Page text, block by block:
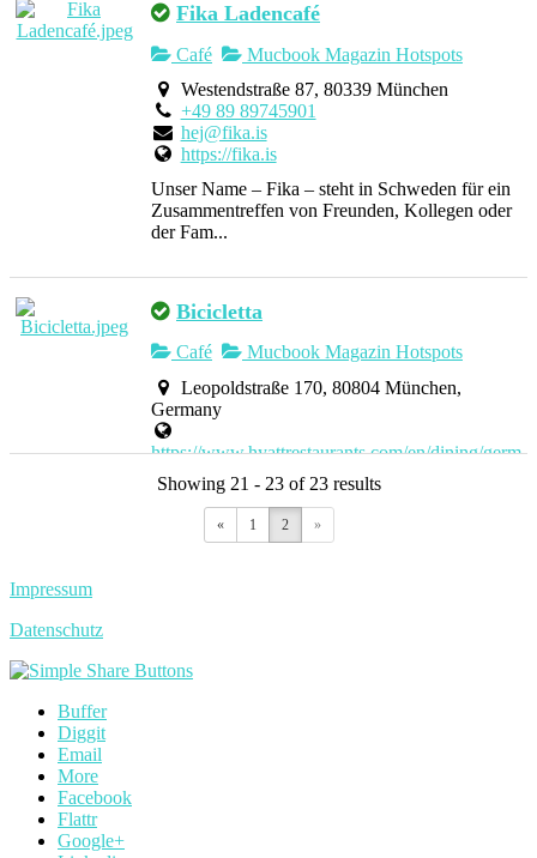
Fika Ladencafé
Café
Mucbook Magazin Hotspots
Westendstraße 87, 80339 München
+49 89 89745901
hej@fika.is
https://fika.is
Unser Name – Fika – steht in Schweden für ein
Zusammentreffen von Freunden, Kollegen oder
der Fam...
Bicicletta
Café
Mucbook Magazin Hotspots
Leopoldstraße 170, 80804 München,
Germany
https://www.hyattrestaurants.com/en/dining/germ
...
Coffee & More To Go – The Perfect Place To
Start Your Day In Style! Bicicletta is your ...
Showing 21 - 23 of 23 results
« 1 2 »
Impressum
Datenschutz
Buffer
Diggit
Email
More
Facebook
Flattr
Google+